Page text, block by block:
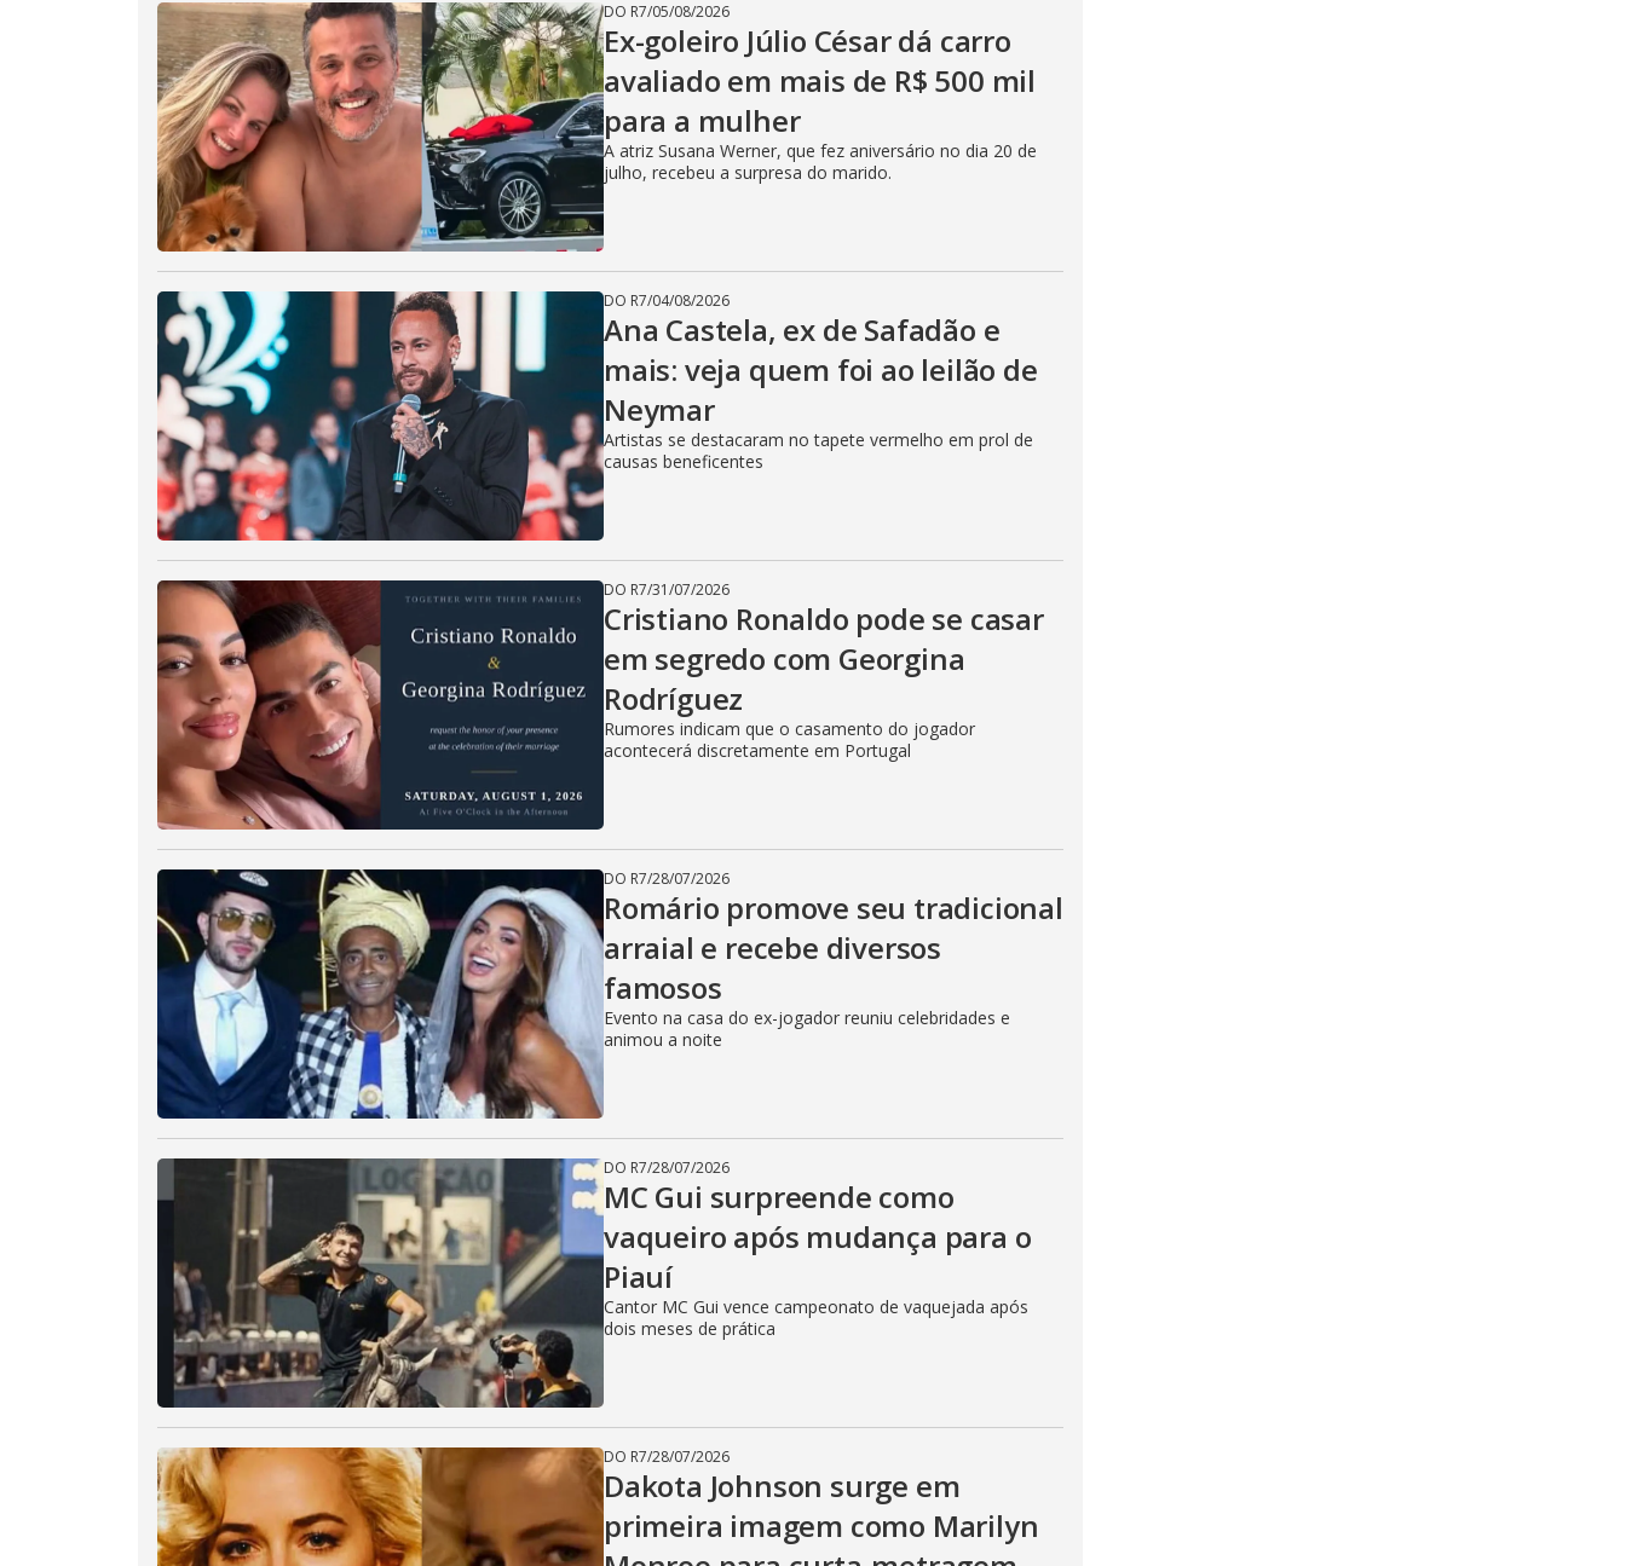
DO R7/05/08/2026
Ex-goleiro Júlio César dá carro
avaliado em mais de R$ 500 mil
para a mulher
A atriz Susana Werner, que fez aniversário no dia 20 de
julho, recebeu a surpresa do marido.
DO R7/04/08/2026
Ana Castela, ex de Safadão e
mais: veja quem foi ao leilão de
Neymar
Artistas se destacaram no tapete vermelho em prol de
causas beneficentes
DO R7/31/07/2026
Cristiano Ronaldo pode se casar
em segredo com Georgina
Rodríguez
Rumores indicam que o casamento do jogador
acontecerá discretamente em Portugal
DO R7/28/07/2026
Romário promove seu tradicional
arraial e recebe diversos
famosos
Evento na casa do ex-jogador reuniu celebridades e
animou a noite
DO R7/28/07/2026
MC Gui surpreende como
vaqueiro após mudança para o
Piauí
Cantor MC Gui vence campeonato de vaquejada após
dois meses de prática
DO R7/28/07/2026
Dakota Johnson surge em
primeira imagem como Marilyn